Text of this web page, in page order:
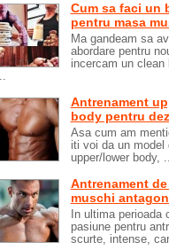
Cum sa faci un
pentru masa
Ma gandeam sa
abordare pentru
incercam un
Antrenament
body pentru
Asa cum am
iti voi da un model
upper/lower body,
Antrenament
muschi
In ultima perioada
pasiune pentru
scurte, intense,